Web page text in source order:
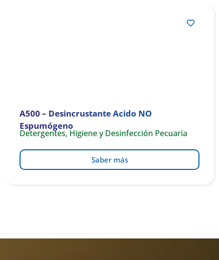
A500 – Desincrustante Acido NO
Espumógeno
Detergentes, Higiene y Desinfección Pecuaria
Saber más